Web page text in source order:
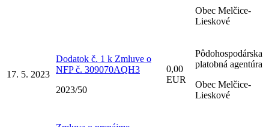
Obec Melčice-
Lieskové
17. 5. 2023
Dodatok č. 1 k Zmluve o
NFP č. 309070AQH3
2023/50
0,00
EUR
Pôdohospodárska
platobná agentúra
Obec Melčice-
Lieskové